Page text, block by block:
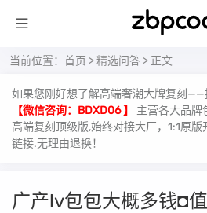
当前位置： 首页 >精选问答 > 正文
如果您刚好想了解高端奢潮大牌复刻——
【微信咨询：BDXD06 】
主营各大品牌
高端复刻顶级版,始终对接大厂，1:1原
链接.无理由退换！
广产lv包包大概多钱◘